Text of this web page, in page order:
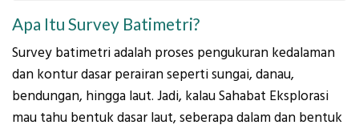
Apa Itu Survey Batimetri?
Survey batimetri adalah proses pengukuran kedalaman
dan kontur dasar perairan seperti sungai, danau,
bendungan, hingga laut. Jadi, kalau Sahabat Eksplorasi
mau tahu bentuk dasar laut, seberapa dalam dan bentuk